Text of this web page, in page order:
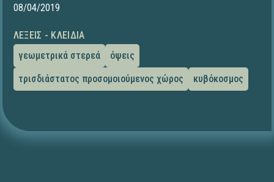
08/04/2019
ΛΈΞΕΙΣ - ΚΛΕΙΔΙΆ
γεωμετρικά στερεά
όψεις
τρισδιάστατος προσομοιούμενος χώρος
κυβόκοσμος